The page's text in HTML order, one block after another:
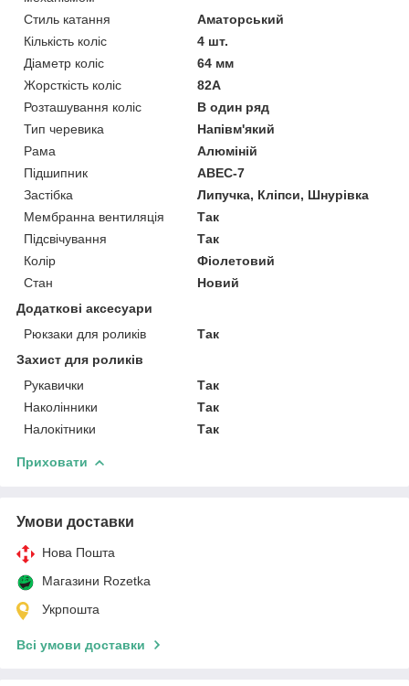
Стиль катання
Аматорський
Кількість коліс
4 шт.
Діаметр коліс
64 мм
Жорсткість коліс
82А
Розташування коліс
В один ряд
Тип черевика
Напівм'який
Рама
Алюміній
Підшипник
ABEC-7
Застібка
Липучка, Кліпси, Шнурівка
Мембранна вентиляція
Так
Підсвічування
Так
Колір
Фіолетовий
Стан
Новий
Додаткові аксесуари
Рюкзаки для роликів
Так
Захист для роликів
Рукавички
Так
Наколінники
Так
Налокітники
Так
Приховати
Умови доставки
Нова Пошта
Магазини Rozetka
Укрпошта
Всі умови доставки